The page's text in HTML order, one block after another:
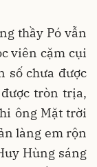
thầy Pó vẫn
viên cặm cụi
số chưa được
tròn trịa,
ông Mặt trời
làng em rộn
Hùng sáng